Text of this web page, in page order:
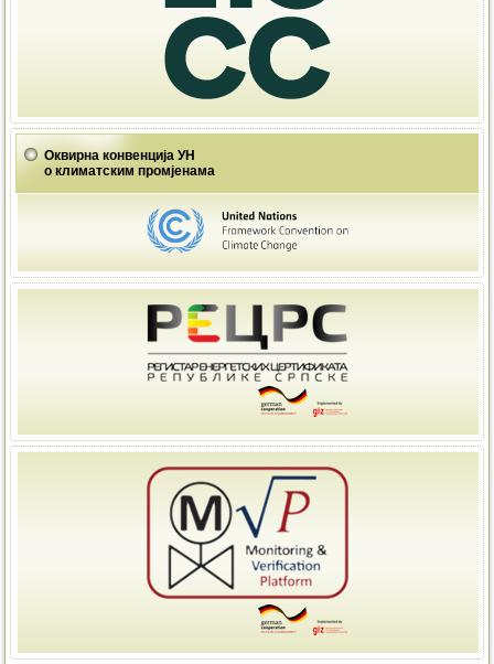
Оквирна конвенција УН
о климатским промјенама